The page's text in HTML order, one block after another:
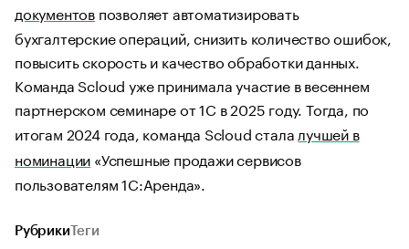
документов позволяет автоматизировать
бухгалтерские операций, снизить количество ошибок,
повысить скорость и качество обработки данных.
Команда Scloud уже принимала участие в весеннем
партнерском семинаре от 1С в 2025 году. Тогда, по
итогам 2024 года, команда Scloud стала лучшей в
номинации «Успешные продажи сервисов
пользователям 1С:Аренда».
Рубрики Теги